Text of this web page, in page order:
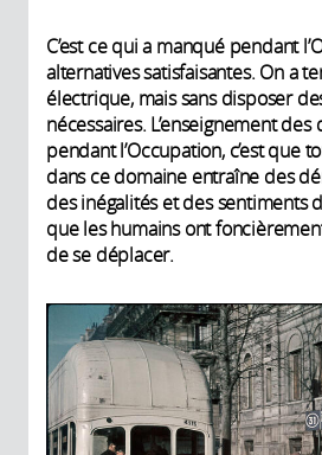
C’est ce qui a manqué pendant
alternatives satisfaisantes. On a
électrique, mais sans disposer
nécessaires. L’enseignement
pendant l’Occupation, c’est que
dans ce domaine entraîne des
des inégalités et des sentiments
que les humains ont
de se déplacer.